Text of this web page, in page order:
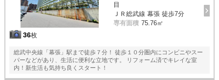
36枚
目
ＪＲ総武線 幕張 徒歩7分
専有面積 75.76㎡
総武中央線「幕張」駅まで徒歩７分！ 徒歩１０分圏内にコンビニやスー
パーなどがあり、生活に便利な立地です。 リフォーム済でキレイな室
内！新生活も気持ち良くスタート！